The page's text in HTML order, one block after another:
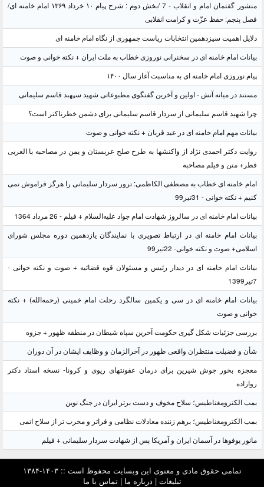
منشور گفتمان امام و انقلاب - 7 /بخش دوم : شرح پیام ۱۰ خرداد ۱۳۶۹ امام خامنه ای/
فصل پنجم: حفظ عزّت و کرامت انقلابی
دلایل اهمیت سیزدهمین انتخابات ریاست جمهوری از نگاه امام خامنه ای
بیانات امام خامنه ای در سخنرانی نوروزی خطاب به ملت ایران + نکته خوانی و صوت
پیام نوروزی امام خامنه ای به مناسبت آغاز سال ۱۴۰۰
مستند در میانه آتش - اولین و آخرین گفتگوی مطبوعاتی شهید سپهبد قاسم سلیمانی
چرا شهید قاسم سلیمانی از سردار قاسم سلیمانی برای دشمن خطرناکتر است؟
بیانات مهم امام خامنه ای در عید قربان + نکته خوانی و صوت
روایت دکتر احمدی نژاد از واکنشها به طرح صلح عربستان و یمن در مصاحبه با العربی
قطر+ متن و فیلم مصاحبه
امام خامنه ای خطاب به مصطفی الکاظمی: ترور سردار سلیمانی را هرگز فراموش نمی
کنیم + نکته خوانی - 31تیر99
بیانات امام خامنه ای در سالروز شهادت امام جواد علیه‌السلام + فیلم - 26 مرداد 1364
بیانات امام خامنه ای در ارتباط تصویری با نمایندگان یازدهمین دوره مجلس شورای
اسلامی+ صوت و نکته خوانی- 22تیر99
بیانات امام خامنه ای در دیدار رئیس و مسئولان قوه قضائیه + صوت و نکته خوانی -
7تیر1399
بیانات امام خامنه ای در سی و یکمین سالگرد رحلت امام خمینی (رحمه‌الله) + نکته
خوانی و صوت
بررسی جزئیات شکل گیری حکومت آخرین سپاه شیطان در منطقه ظهور + جزوه
شأن و فضیلت منتظران واقعی ظهور در آخرالزمان و وظایف ایشان در آن دوران
معجزه بخور جوش شیرین برای درمان عفونتهای ریوی و کرونا- نسخه استاد دکتر
روازاده
بمب الکترومغناطیس؛ سلاح مخوف و دست برتر ایران در جنگ نوین
بمب الکترومغناطیس؛ برهم زننده معادلات نظامی و فراتر و مخرب تر از سلاح اتمی
مانور یوفوها در آسمان ایران و آمریکا پس از شهادت سردار سلیمانی + فیلم
تمامی حقوق مادی و معنوی این وبسایت محفوظ است :: ۱۴۰۳-۱۳۸۴
تبلیغات | درباره ما |تماس با ما